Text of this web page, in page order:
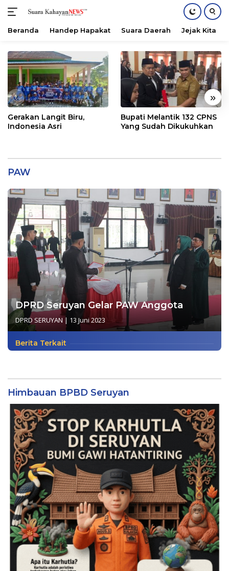
konten
Beranda Handep Hapakat Suara Daerah Jejak Kita
« »
Gerakan Langit Biru,
Indonesia Asri
Bupati Melantik 132 CPNS
Yang Sudah Dikukuhkan
PAW
DPRD Seruyan Gelar PAW Anggota
DPRD SERUYAN | 13 Juni 2023
Berita Terkait
Himbauan BPBD Seruyan